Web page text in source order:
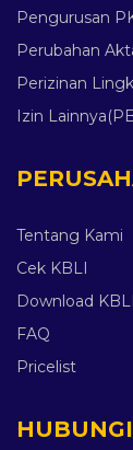
Pengurusan
Perubahan
Perizinan
Izin
Tentang Kami
Cek KBLI
Download KBLI
FAQ
Pricelist